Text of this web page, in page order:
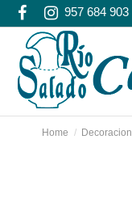
957 684 903
Home Decoracion